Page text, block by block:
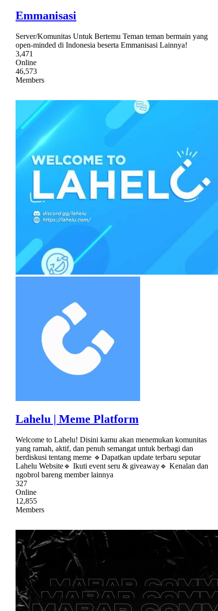
Emmanisasi
Server/Komunitas Untuk Bertemu Teman teman bermain yang
open-minded di Indonesia beserta Emmanisasi Lainnya!
3,471
Online
46,573
Members
Lahelu | Meme Platform
Welcome to Lahelu! Disini kamu akan menemukan komunitas
yang ramah, aktif, dan penuh semangat untuk berbagi dan
berdiskusi tentang meme 🔹Dapatkan update terbaru seputar
Lahelu Website🔹 Ikuti event seru & giveaway🔹 Kenalan dan
ngobrol bareng member lainnya
327
Online
12,855
Members